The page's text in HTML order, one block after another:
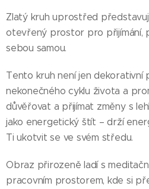
Zlatý kruh uprostřed
otevřený prostor pro přijímání,
sebou samou.
Tento kruh není jen dekorativní
nekonečného cyklu života a
důvěřovat a přijímat změny s
jako energetický štít – drží
Ti ukotvit se ve svém středu.
Obraz přirozeně ladí s
pracovním prostorem, kde si